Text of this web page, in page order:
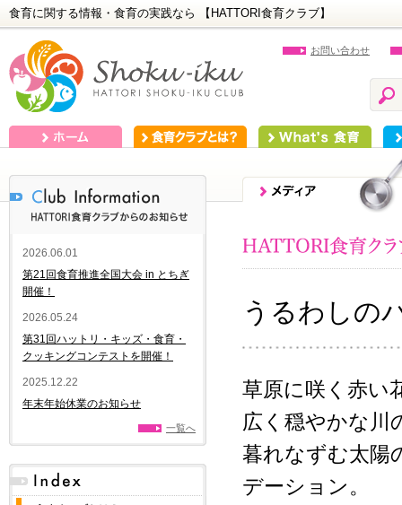
食育に関する情報・食育の実践なら 【HATTORI食育クラブ】
お問い合わせ
うるわしの
草原に咲く赤い
広く穏やかな川
暮れなずむ太陽
デーション。
2026.06.01
第21回食育推進全国大会 in とちぎ
開催！
2026.05.24
第31回ハットリ・キッズ・食育・
クッキングコンテストを開催！
2025.12.22
年末年始休業のお知らせ
一覧へ